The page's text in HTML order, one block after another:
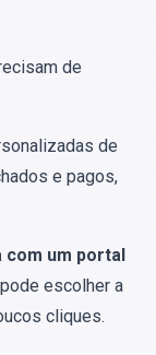
de
de
e pagos,
com um portal
escolher a
cliques.